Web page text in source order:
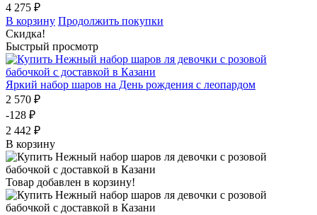
4 275 ₽
В корзину Продолжить покупки
Скидка!
Быстрый просмотр
Яркий набор шаров на День рождения с леопардом
2 570 ₽
-128 ₽
2 442 ₽
В корзину
Товар добавлен в корзину!